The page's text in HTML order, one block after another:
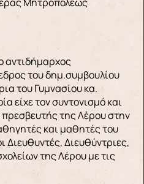
αντιδήμαρχος
του δημ.συμβουλίου
του Γυμνασίου κα.
είχε τον συντονισμό και
της Λέρου στην
και μαθητές του
Διευθυντές, Διευθύντριες,
της Λέρου με τις